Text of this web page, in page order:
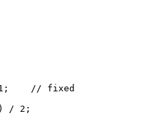
// fixed
/ 2;